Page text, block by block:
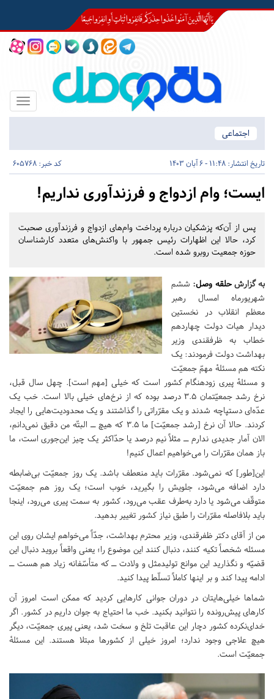
Toggle
اجتماعی
تاریخ انتشار: 11:48 - 6 آبان 1403 کد خبر: 605768
ایست؛ وام ازدواج و فرزندآوری نداریم!
پس از آن‌که پزشکیان درباره پرداخت وام‌های ازدواج و فرزندآوری صحبت
کرد، حالا این اظهارات رئیس جمهور با واکنش‌های متعدد کارشناسان
حوزه جمعیت روبرو شده است.
به گزارشحلقه وصل: ششم
شهریورماه امسال رهبر
معظم انقلاب در نخستین
دیدار هیات دولت چهاردهم
خطاب به ظرفقندی وزیر
بهداشت دولت فرمودند: یک
نکته هم مسئلهٔ مهمّ جمعیّت
و مسئلهٔ پیری زودهنگام کشور است که خیلی [مهم است]. چهل سال قبل،
نرخ رشد جمعیّتمان ۳.۵ درصد بوده که از نرخ‌های خیلی بالا است. خب یک
عدّه‌ای دستپاچه شدند و یک مقرّراتی را گذاشتند و یک محدودیت‌هایی را ایجاد
کردند. حالا آن نرخ [رشد جمعیّت] ما ۳.۵ که هیچ ــ البتّه من دقیق نمی‌دانم،
الان آمار جدیدی ندارم ــ مثلاً نیم درصد یا حدّاکثر یک چیز این‌جوری است، ما
باز همان مقرّرات را می‌خواهیم اعمال کنیم!
این[طور] که نمی‌شود. مقرّرات باید منعطف باشد. یک روز جمعیّت بی‌ضابطه
دارد اضافه می‌شود، جلویش را بگیرید، خوب است؛ یک روز هم جمعیّت
متوقّف می‌شود یا دارد به‌طرف عقب می‌رود، کشور به سمت پیری می‌رود، اینجا
باید بلافاصله مقرّرات را طبق نیاز کشور تغییر بدهید.
من از آقای دکتر ظفرقندی، وزیر محترم بهداشت، جدّاً می‌خواهم ایشان روی این
مسئله شخصاً تکیه کنند، دنبال کنند این موضوع را؛ یعنی واقعاً بروید دنبال این
قضیّه و نگذارید این موانع تولیدمثل و ولادت ــ که متأسّفانه زیاد هم هست ــ
ادامه پیدا کند و بر اینها کاملاً تسلّط پیدا کنید.
شماها خیلی‌هایتان در دوران جوانی کارهایی کردید که ممکن است امروز آن
کارهای پیش‌رونده را نتوانید بکنید. خب ما احتیاج به جوان داریم در کشور. اگر
خدای‌نکرده کشور دچار این عاقبت تلخ و سخت شد، یعنی پیری جمعیّت، دیگر
هیچ علاجی وجود ندارد؛ امروز خیلی از کشورها مبتلا هستند. این مسئلهٔ
جمعیّت است.